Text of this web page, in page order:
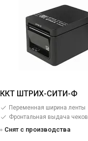
ККТ ШТРИХ-СИТИ-Ф
Переменная ширина ленты
Фронтальная выдача чеков
Снят с производства